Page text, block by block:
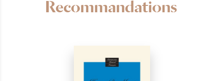
Recommandations